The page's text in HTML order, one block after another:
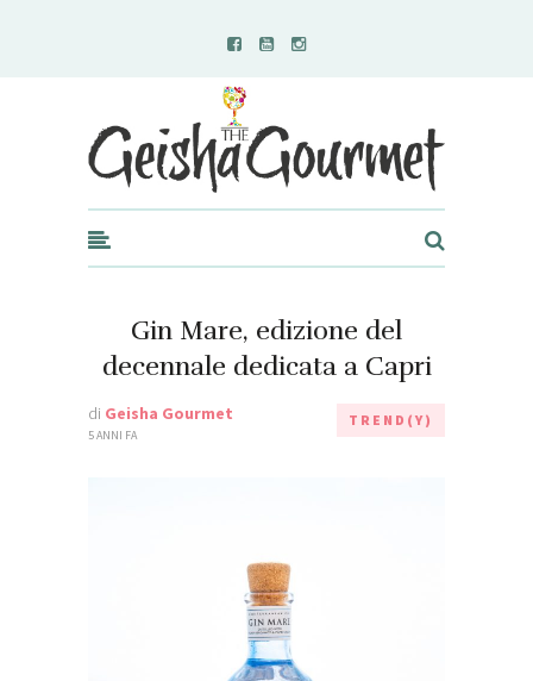
Geisha Gourmet
Gin Mare, edizione del
decennale dedicata a Capri
di Geisha Gourmet
5 ANNI FA
TREND(Y)